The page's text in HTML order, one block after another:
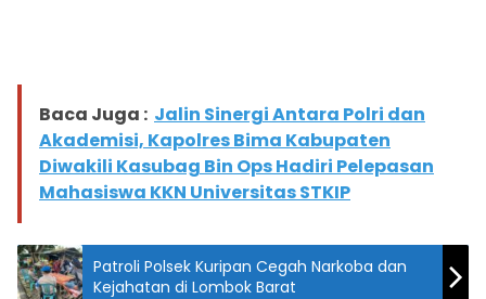
Baca Juga : Jalin Sinergi Antara Polri dan
Akademisi, Kapolres Bima Kabupaten
Diwakili Kasubag Bin Ops Hadiri Pelepasan
Mahasiswa KKN Universitas STKIP
Patroli Polsek Kuripan Cegah Narkoba dan
Kejahatan di Lombok Barat